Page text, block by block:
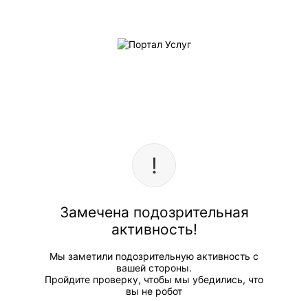
Замечена подозрительная
активность!
Мы заметили подозрительную активность с
вашей стороны.
Пройдите проверку, чтобы мы убедились, что
вы не робот